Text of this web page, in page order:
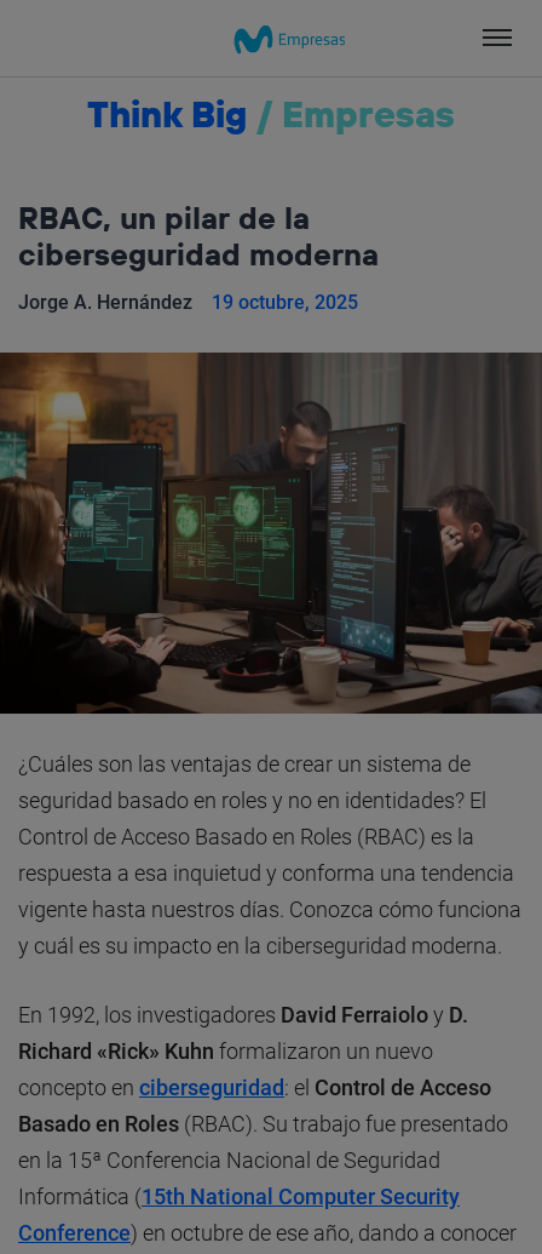
Think Big / Empresas
RBAC, un pilar de la
ciberseguridad moderna
Jorge A. Hernández 19 octubre, 2025
¿Cuáles son las ventajas de crear un sistema de
seguridad basado en roles y no en identidades? El
Control de Acceso Basado en Roles (RBAC) es la
respuesta a esa inquietud y conforma una tendencia
vigente hasta nuestros días. Conozca cómo funciona
y cuál es su impacto en la ciberseguridad moderna.
En 1992, los investigadores David Ferraioloy D.
Richard «Rick» Kuhn formalizaron un nuevo
concepto en ciberseguridad: el Control de Acceso
Basado en Roles (RBAC). Su trabajo fue presentado
en la 15ª Conferencia Nacional de Seguridad
Informática (15th National Computer Security
Conference) en octubre de ese año, dando a conocer